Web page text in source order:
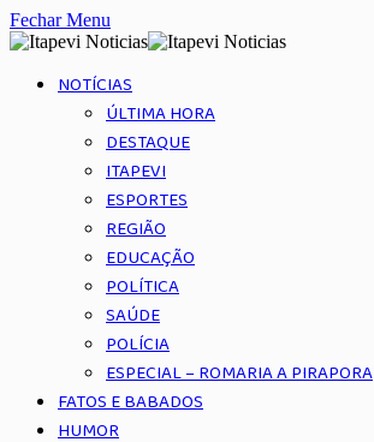
Fechar Menu
NOTÍCIAS
ÚLTIMA HORA
DESTAQUE
ITAPEVI
ESPORTES
REGIÃO
EDUCAÇÃO
POLÍTICA
SAÚDE
POLÍCIA
ESPECIAL – ROMARIA A PIRAPORA
FATOS E BABADOS
HUMOR